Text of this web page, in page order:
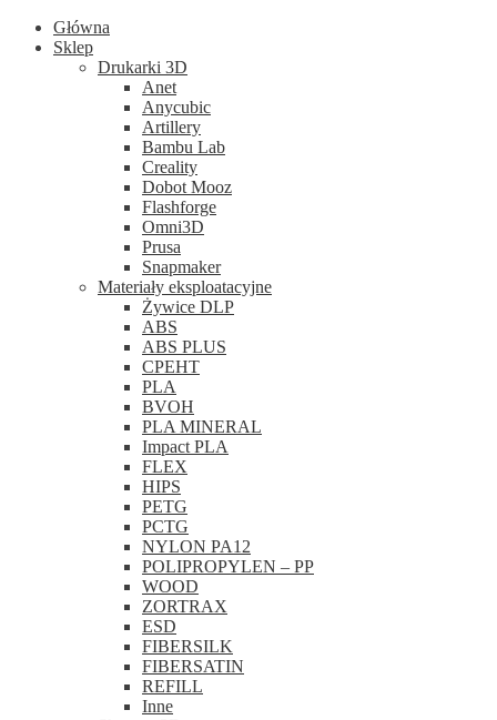
Główna
Sklep
Drukarki 3D
Anet
Anycubic
Artillery
Bambu Lab
Creality
Dobot Mooz
Flashforge
Omni3D
Prusa
Snapmaker
Materiały eksploatacyjne
Żywice DLP
ABS
ABS PLUS
CPEHT
PLA
BVOH
PLA MINERAL
Impact PLA
FLEX
HIPS
PETG
PCTG
NYLON PA12
POLIPROPYLEN – PP
WOOD
ZORTRAX
ESD
FIBERSILK
FIBERSATIN
REFILL
Inne